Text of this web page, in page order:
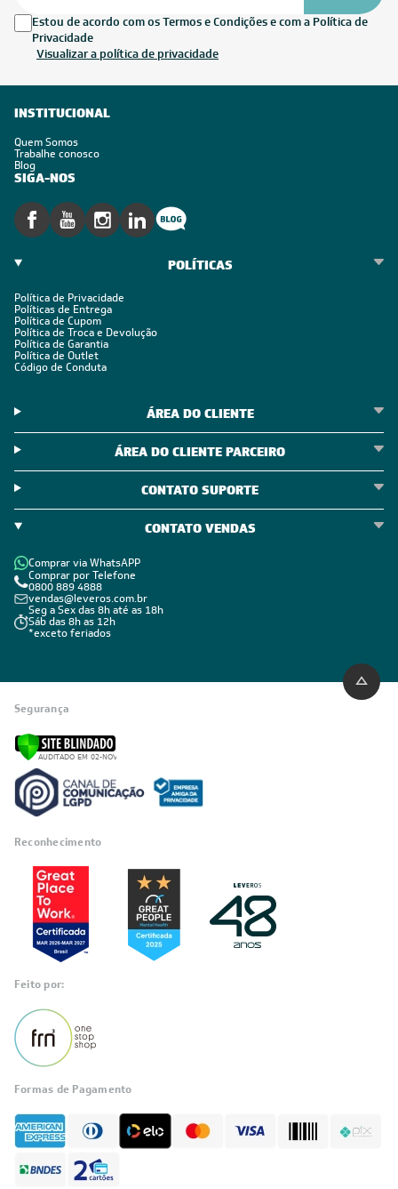
Estou de acordo com os Termos e Condições e com a Política de
Privacidade
Visualizar a política de privacidade
INSTITUCIONAL
Quem Somos
Trabalhe conosco
Blog
SIGA-NOS
POLÍTICAS
Política de Privacidade
Políticas de Entrega
Política de Cupom
Política de Troca e Devolução
Política de Garantia
Política de Outlet
Código de Conduta
ÁREA DO CLIENTE
ÁREA DO CLIENTE PARCEIRO
CONTATO SUPORTE
CONTATO VENDAS
Comprar via WhatsAPP
Comprar por Telefone
0800 889 4888
vendas@leveros.com.br
Seg a Sex das 8h até as 18h
Sáb das 8h as 12h
*exceto feriados
Segurança
Reconhecimento
Feito por:
Formas de Pagamento
Fale com a LIA